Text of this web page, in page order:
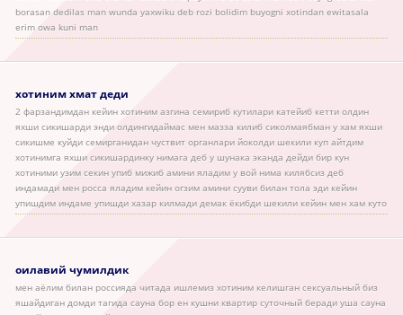
borasan dedilas man wunda yaxwiku deb rozi bolidim buyogni xotindan ewitasala
erim owa kuni man
хотиним хмат деди
2 фарзандимдан кейин хотиним азгина семириб кутилари катейиб кетти олдин
яхши сикишарди энди олдингидаймас мен мазза килиб сиколмаябман у хам яхши
сикишме куйди семирганидан чуствит органлари йоколди шекили куп айтдим
хотинимга яхши сикишардинку нимага деб у шунака эканда дейди бир кун
хотиними узим секин упиб мижиб амини яладим у вой нима килябсиз деб
индамади мен росса яладим кейин огзим амини сууви билан тола эди кейин
упишдим индаме упишди хазар килмади демак ёкибди шекили кейин мен хам куто
оилавий чумилдик
мен аёлим билан россияда читада ишлемиз хотиним келишган сексуальный биз
яшайдиган домди тагида сауна бор ен кушни квартир суточный беради уша сауна